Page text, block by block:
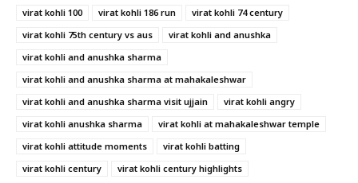
virat kohli 100
virat kohli 186 run
virat kohli 74 century
virat kohli 75th century vs aus
virat kohli and anushka
virat kohli and anushka sharma
virat kohli and anushka sharma at mahakaleshwar
virat kohli and anushka sharma visit ujjain
virat kohli angry
virat kohli anushka sharma
virat kohli at mahakaleshwar temple
virat kohli attitude moments
virat kohli batting
virat kohli century
virat kohli century highlights